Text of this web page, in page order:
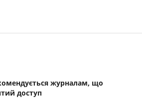
журналам, що
доступ